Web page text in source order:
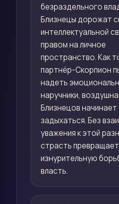
безраздельного
Близнецы дорожат
интеллектуальной
правом на личное
пространство. Как
партнёр-Скорпион
надеть
наручники,
Близнецов начинает
задыхаться. Без
уважения к этой
страсть
изнурительную
власть.